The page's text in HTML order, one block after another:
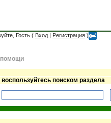
Гость ( Вход | Регистрация )
помощи
поиском раздела